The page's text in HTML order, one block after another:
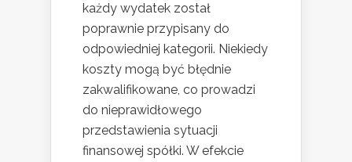
każdy wydatek został
poprawnie przypisany do
odpowiedniej kategorii. Niekiedy
koszty mogą być błędnie
zakwalifikowane, co prowadzi
do nieprawidłowego
przedstawienia sytuacji
finansowej spółki. W efekcie